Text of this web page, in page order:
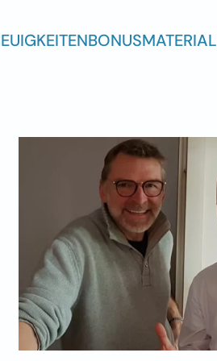
BONUSMATERIAL